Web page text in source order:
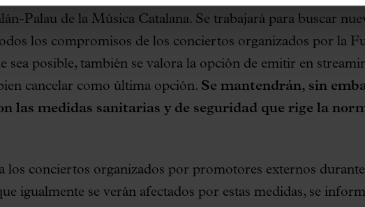
Palau de la Música Catalana. Se trabajará para buscar
los compromisos de los conciertos organizados por la
sea posible, también se valora la opción de emitir en
cancelar como última opción. Se mantendrán, sin
las medidas sanitarias y de seguridad que rige la
los conciertos organizados por promotores externos
igualmente se verán afectados por estas medidas, se